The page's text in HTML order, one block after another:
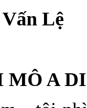
Lệ
MÔ A